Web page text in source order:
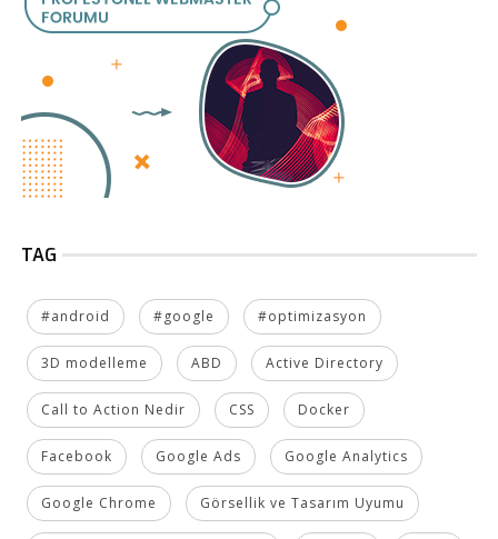
TAG
#android #google #optimizasyon
3D modelleme ABD Active Directory
Call to Action Nedir CSS Docker
Facebook Google Ads Google Analytics
Google Chrome Görsellik ve Tasarım Uyumu